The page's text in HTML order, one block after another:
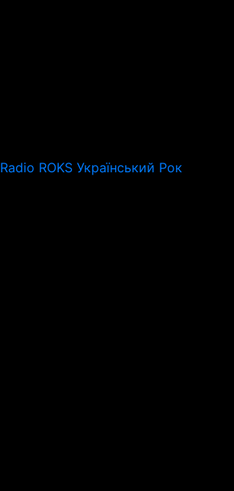
Radio ROKS Український Рок